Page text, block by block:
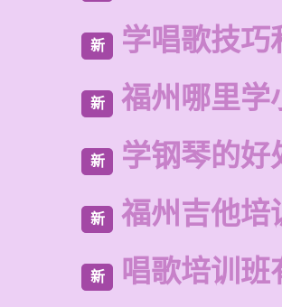
新 学唱歌技巧
新 福州哪里学
新 学钢琴的好
新 福州吉他培
新 唱歌培训班